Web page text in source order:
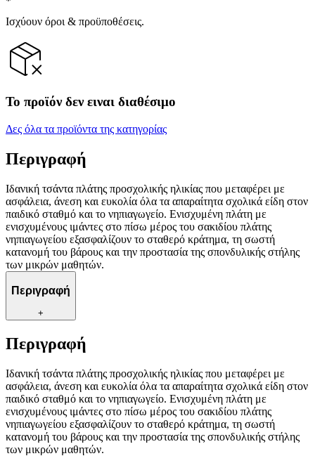
Ισχύουν όροι & προϋποθέσεις.
Το προϊόν δεν ειναι διαθέσιμο
Δες όλα τα προϊόντα της κατηγορίας
Περιγραφή
Ιδανική τσάντα πλάτης προσχολικής ηλικίας που μεταφέρει με
ασφάλεια, άνεση και ευκολία όλα τα απαραίτητα σχολικά είδη στον
παιδικό σταθμό και το νηπιαγωγείο. Ενισχυμένη πλάτη με
ενισχυμένους ιμάντες στο πίσω μέρος του σακιδίου πλάτης
νηπιαγωγείου εξασφαλίζουν το σταθερό κράτημα, τη σωστή
κατανομή του βάρους και την προστασία της σπονδυλικής στήλης
των μικρών μαθητών.
Περιγραφή
+
Περιγραφή
Ιδανική τσάντα πλάτης προσχολικής ηλικίας που μεταφέρει με
ασφάλεια, άνεση και ευκολία όλα τα απαραίτητα σχολικά είδη στον
παιδικό σταθμό και το νηπιαγωγείο. Ενισχυμένη πλάτη με
ενισχυμένους ιμάντες στο πίσω μέρος του σακιδίου πλάτης
νηπιαγωγείου εξασφαλίζουν το σταθερό κράτημα, τη σωστή
κατανομή του βάρους και την προστασία της σπονδυλικής στήλης
των μικρών μαθητών.